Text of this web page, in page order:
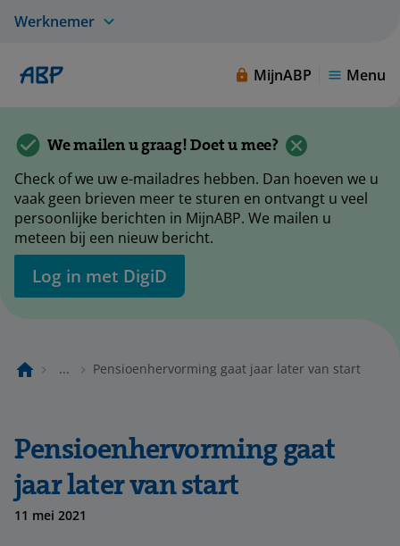
Werknemer
MijnABP Menu
We mailen u graag! Doet u mee?
Check of we uw e-mailadres hebben. Dan hoeven we u
vaak geen brieven meer te sturen en ontvangt u veel
persoonlijke berichten in MijnABP. We mailen u
meteen bij een nieuw bericht.
Log in met DigiD
... Pensioenhervorming gaat jaar later van start
Pensioenhervorming gaat
jaar later van start
11 mei 2021